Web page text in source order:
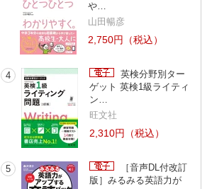
呪術廻戦 28
芥見下々
鬼滅の刃 23
や…
山田暢彦
2,750円（税込）
4
英検分野別ター
ゲット 英検1級ライティ
ン…
旺文社
2,310円（税込）
5
［音声DL付改訂
版］みるみる英語力が